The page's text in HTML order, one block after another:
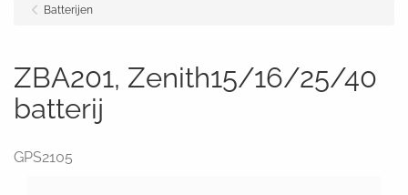
Batterijen
ZBA201, Zenith15/16/25/40
batterij
GPS2105